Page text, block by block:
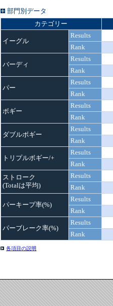
部門別データ
カテゴリー
イーグル
Results
Rank
バーディ
Results
Rank
パー
Results
Rank
ボギー
Results
Rank
ダブルボギー
Results
Rank
トリプルボギー/+
Results
Rank
ストローク
(Totalは平均)
Results
Rank
パーキープ率(%)
Results
Rank
パーブレーク率(%)
Results
Rank
各項目の説明